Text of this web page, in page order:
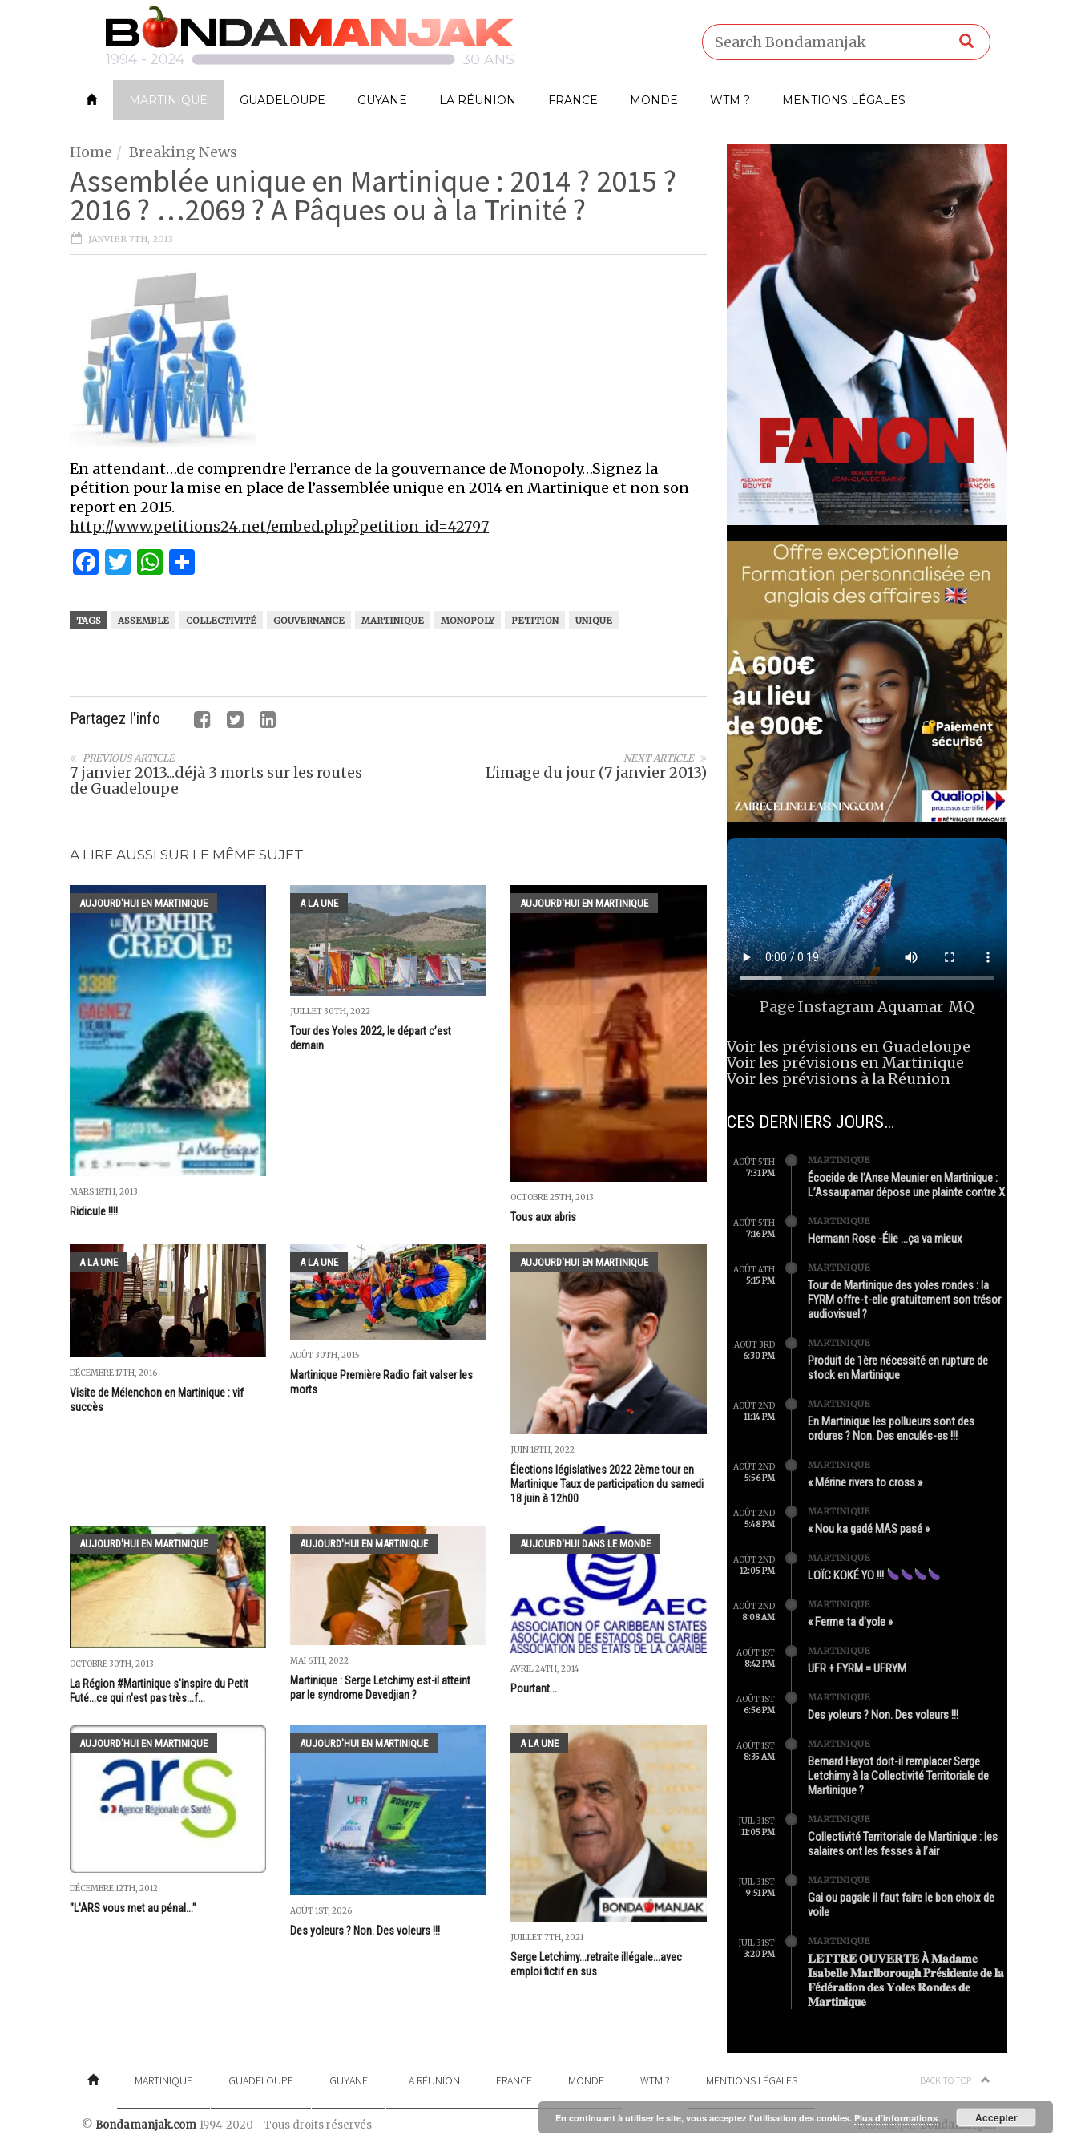
MARTINIQUE GUADELOUPE GUYANE LA RÉUNION FRANCE MONDE WTM ? MENTIONS LÉGALES
Home Breaking News
Assemblée unique en Martinique : 2014 ? 2015 ?
2016 ? …2069 ? A Pâques ou à la Trinité ?
JANVIER 7TH, 2013
En attendant…de comprendre l’errance de la gouvernance de Monopoly…Signez la
pétition pour la mise en place de l’assemblée unique en 2014 en Martinique et non son
report en 2015.
http://www.petitions24.net/embed.php?petition_id=42797
Facebook
Twitter
WhatsApp
TAGS ASSEMBLE COLLECTIVITÉ GOUVERNANCE MARTINIQUE MONOPOLY PETITION UNIQUE
Partagez l'info
NEXT ARTICLE
L'image du jour (7 janvier 2013)
PREVIOUS ARTICLE
7 janvier 2013...déjà 3 morts sur les routes
de Guadeloupe
A LIRE AUSSI SUR LE MÊME SUJET
AUJOURD'HUI EN MARTINIQUE
MARS 18TH, 2013
Ridicule !!!!
A LA UNE
JUILLET 30TH, 2022
Tour des Yoles 2022, le départ c’est
demain
AUJOURD'HUI EN MARTINIQUE
OCTOBRE 25TH, 2013
Tous aux abris
A LA UNE
DÉCEMBRE 17TH, 2016
Visite de Mélenchon en Martinique : vif
succès
A LA UNE
AOÛT 30TH, 2015
Martinique Première Radio fait valser les
morts
AUJOURD'HUI EN MARTINIQUE
JUIN 18TH, 2022
Élections législatives 2022 2ème tour en
Martinique Taux de participation du samedi
18 juin à 12h00
AUJOURD'HUI EN MARTINIQUE
OCTOBRE 30TH, 2013
La Région #Martinique s'inspire du Petit
Futé...ce qui n'est pas très...f...
AUJOURD'HUI EN MARTINIQUE
MAI 6TH, 2022
Martinique : Serge Letchimy est-il atteint
par le syndrome Devedjian ?
AUJOURD'HUI DANS LE MONDE
AVRIL 24TH, 2014
Pourtant...
AUJOURD'HUI EN MARTINIQUE
DÉCEMBRE 12TH, 2012
"L'ARS vous met au pénal..."
AUJOURD'HUI EN MARTINIQUE
AOÛT 1ST, 2026
Des yoleurs ? Non. Des voleurs !!!
A LA UNE
JUILLET 7TH, 2021
Serge Letchimy...retraite illégale...avec
emploi fictif en sus
Page InstagramAquamar_MQ
Voir les prévisions en Guadeloupe
Voir les prévisions en Martinique
Voir les prévisions à la Réunion
CES DERNIERS JOURS…
AOÛT 5TH
7:31 PM
MARTINIQUE
Écocide de l’Anse Meunier en Martinique :
L’Assaupamar dépose une plainte contre X
AOÛT 5TH
7:16 PM
MARTINIQUE
Hermann Rose -Élie …ça va mieux
AOÛT 4TH
5:15 PM
MARTINIQUE
Tour de Martinique des yoles rondes : la
FYRM offre-t-elle gratuitement son trésor
audiovisuel ?
AOÛT 3RD
6:30 PM
MARTINIQUE
Produit de 1ère nécessité en rupture de
stock en Martinique
AOÛT 2ND
11:14 PM
MARTINIQUE
En Martinique les pollueurs sont des
ordures ? Non. Des enculés-es !!!
AOÛT 2ND
5:56 PM
MARTINIQUE
« Mérine rivers to cross »
AOÛT 2ND
5:48 PM
MARTINIQUE
« Nou ka gadé MAS pasé »
AOÛT 2ND
12:05 PM
MARTINIQUE
LOÏC KOKÉ YO !!!
AOÛT 2ND
8:08 AM
MARTINIQUE
« Ferme ta d’yole »
AOÛT 1ST
8:42 PM
MARTINIQUE
UFR + FYRM = UFRYM
AOÛT 1ST
6:56 PM
MARTINIQUE
Des yoleurs ? Non. Des voleurs !!!
AOÛT 1ST
8:35 AM
MARTINIQUE
Bernard Hayot doit-il remplacer Serge
Letchimy à la Collectivité Territoriale de
Martinique ?
JUIL 31ST
11:05 PM
MARTINIQUE
Collectivité Territoriale de Martinique : les
salaires ont les fesses à l’air
JUIL 31ST
9:51 PM
MARTINIQUE
Gai ou pagaie il faut faire le bon choix de
voile
JUIL 31ST
3:20 PM
MARTINIQUE
𝐋𝐄𝐓𝐓𝐑𝐄 𝐎𝐔𝐕𝐄𝐑𝐓𝐄 À 𝐌𝐚𝐝𝐚𝐦𝐞
𝐈𝐬𝐚𝐛𝐞𝐥𝐥𝐞 𝐌𝐚𝐫𝐥𝐛𝐨𝐫𝐨𝐮𝐠𝐡 𝐏𝐫é𝐬𝐢𝐝𝐞𝐧𝐭𝐞 𝐝𝐞 𝐥𝐚
𝐅é𝐝é𝐫𝐚𝐭𝐢𝐨𝐧 𝐝𝐞𝐬 𝐘𝐨𝐥𝐞𝐬 𝐑𝐨𝐧𝐝𝐞𝐬 𝐝𝐞
𝐌𝐚𝐫𝐭𝐢𝐧𝐢𝐪𝐮𝐞
MARTINIQUE GUADELOUPE GUYANE LA RÉUNION FRANCE MONDE WTM ? MENTIONS LÉGALES BACK TO TOP
© Bondamanjak.com 1994-2020 - Tous droits réservés Produit parBondamanjak
En continuant à utiliser le site, vous acceptez l’utilisation des cookies. Plus d’informations Accepter